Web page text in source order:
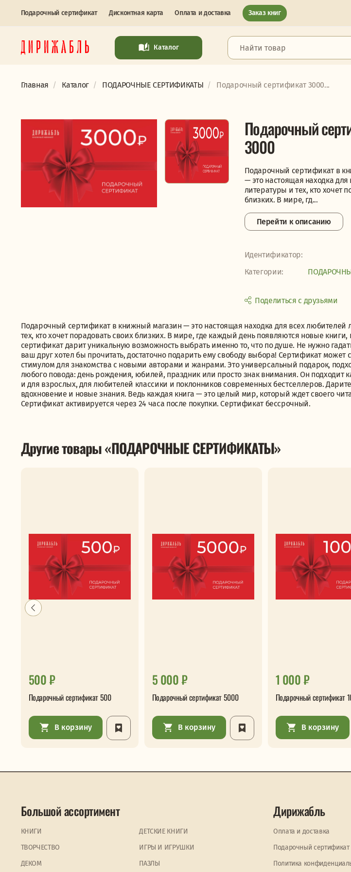
Подарочный сертификат Дисконтная карта Оплата и доставка Заказ книг
Каталог
Главная Каталог ПОДАРОЧНЫЕ СЕРТИФИКАТЫ Подарочный сертификат 3000...
Подарочный
3000
Подарочный сертификат в
— это настоящая находка
литературы и тех, кто хочет
близких. В мире, гд...
Перейти к описанию
Идентификатор:
Категории:
Поделиться с друзьями
Подарочный сертификат в книжный магазин — это настоящая находка для всех любителей
тех, кто хочет порадовать своих близких. В мире, где каждый день появляются новые
сертификат дарит уникальную возможность выбрать именно то, что по душе. Не нужно
ваш друг хотел бы прочитать, достаточно подарить ему свободу выбора! Сертификат может
стимулом для знакомства с новыми авторами и жанрами. Это универсальный подарок,
любого повода: день рождения, юбилей, праздник или просто знак внимания. Он подходит
и для взрослых, для любителей классики и поклонников современных бестселлеров.
вдохновение и новые знания. Ведь каждая книга — это целый мир, который ждет своего
Сертификат активируется через 24 часа после покупки. Сертификат бессрочный.
Другие товары «ПОДАРОЧНЫЕ СЕРТИФИКАТЫ»
500 ₽
Подарочный сертификат 500
В корзину
5 000 ₽
Подарочный сертификат 5000
В корзину
1 000 ₽
Подарочный сертификат
В корзину
Большой ассортимент
КНИГИ
ДЕТСКИЕ КНИГИ
ТВОРЧЕСТВО
ИГРЫ И ИГРУШКИ
ДЕКОМ
ПАЗЛЫ
Дирижабль
Оплата и доставка
Подарочный сертификат
Политика